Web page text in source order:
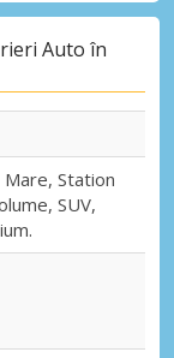
Auto în
Mare, Station
SUV,